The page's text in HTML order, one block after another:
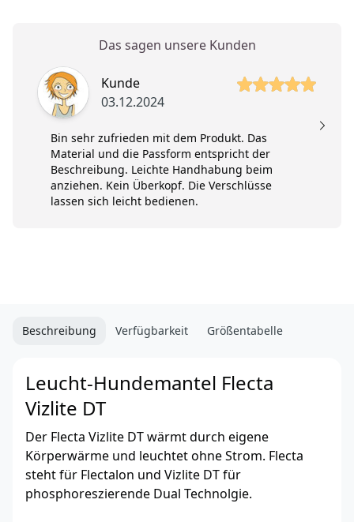
Das sagen unsere Kunden
Kunde
03.12.2024
5 von 5 Sterne
Bin sehr zufrieden mit dem Produkt. Das
Material und die Passform entspricht der
Beschreibung. Leichte Handhabung beim
anziehen. Kein Überkopf. Die Verschlüsse
lassen sich leicht bedienen.
Beschreibung Verfügbarkeit Größentabelle
Leucht-Hundemantel Flecta
Vizlite DT
Der Flecta Vizlite DT wärmt durch eigene
Körperwärme und leuchtet ohne Strom. Flecta
steht für Flectalon und Vizlite DT für
phosphoreszierende Dual Technolgie.